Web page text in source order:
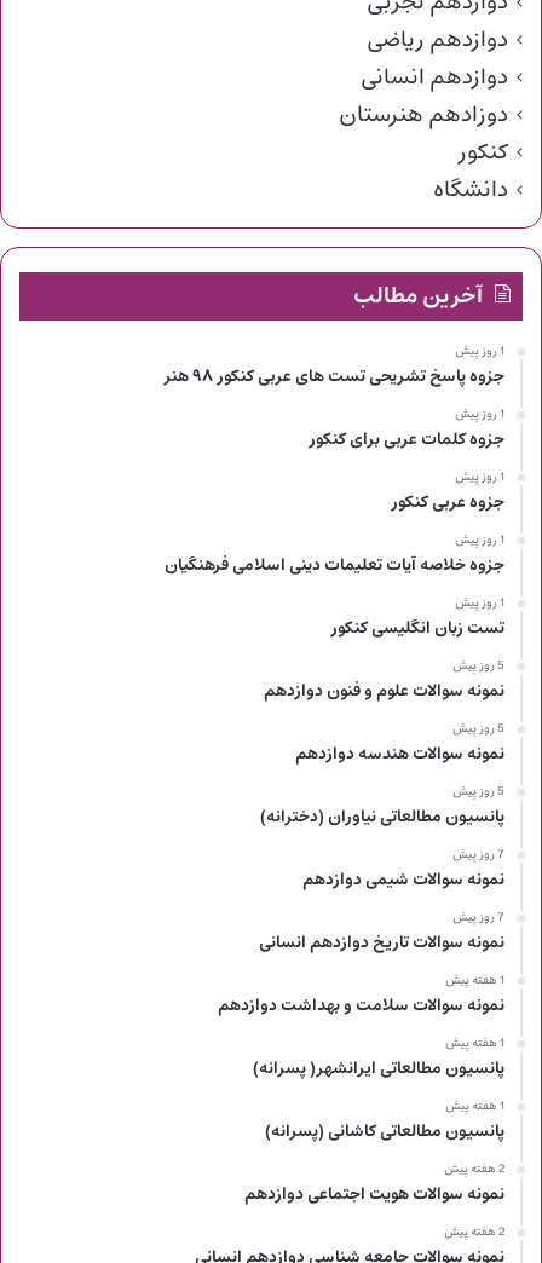
دوازدهم ریاضی
دوازدهم انسانی
دوزادهم هنرستان
کنکور
دانشگاه
آخرین مطالب
1 روز پیش
جزوه پاسخ تشریحی تست های عربی کنکور ۹۸ هنر
1 روز پیش
جزوه کلمات عربی برای کنکور
1 روز پیش
جزوه عربی کنکور
1 روز پیش
جزوه خلاصه آیات تعلیمات دینی اسلامی فرهنگیان
1 روز پیش
تست زبان انگلیسی کنکور
5 روز پیش
نمونه سوالات علوم و فنون دوازدهم
5 روز پیش
نمونه سوالات هندسه دوازدهم
5 روز پیش
پانسیون مطالعاتی نیاوران (دخترانه)
7 روز پیش
نمونه سوالات شیمی دوازدهم
7 روز پیش
نمونه سوالات تاریخ دوازدهم انسانی
1 هفته پیش
نمونه سوالات سلامت و بهداشت دوازدهم
1 هفته پیش
پانسیون مطالعاتی ایرانشهر( پسرانه)
1 هفته پیش
پانسیون مطالعاتی کاشانی (پسرانه)
2 هفته پیش
نمونه سوالات هویت اجتماعی دوازدهم
2 هفته پیش
نمونه سوالات جامعه شناسی دوازدهم انسانی